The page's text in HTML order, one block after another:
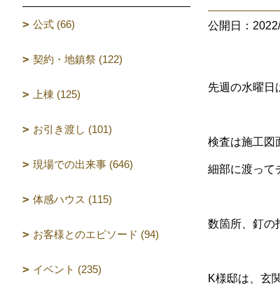
公開日：
先週の水曜日
検査は施工図
細部に渡って
数箇所、釘の
K様邸は、玄
公式 (66)
契約・地鎮祭 (122)
上棟 (125)
お引き渡し (101)
現場での出来事 (646)
体感ハウス (115)
お客様とのエピソード (94)
イベント (235)